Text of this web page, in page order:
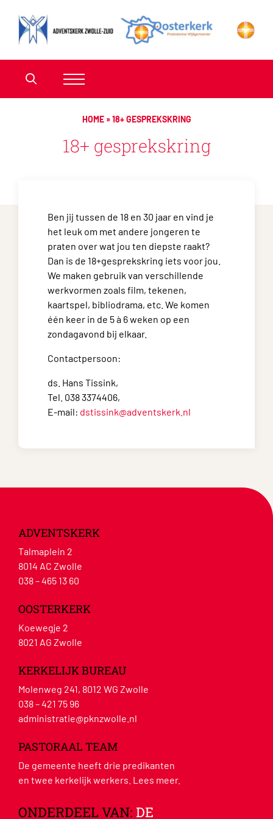
HOME»18+ GESPREKSKRING
18+ gesprekskring
Ben jij tussen de 18 en 30 jaar en vind je
het leuk om met andere jongeren te
praten over wat jou ten diepste raakt?
Dan is de 18+gesprekskring iets voor jou.
We maken gebruik van verschillende
werkvormen zoals film, tekenen,
kaartspel, bibliodrama, etc. We komen
één keer in de 5 à 6 weken op een
zondagavond bij elkaar.
Contactpersoon:
ds. Hans Tissink,
Tel. 038 3374406,
E-mail: dstissink@adventskerk.nl
ADVENTSKERK
Talmaplein 2
8014 AC Zwolle
038 – 465 13 60
OOSTERKERK
Koewegje 2
8021 AG Zwolle
KERKELIJK BUREAU
Molenweg 241, 8012 WG Zwolle
038 – 421 75 96
administratie@pknzwolle.nl
PASTORAAL TEAM
De gemeente heeft drie predikanten
en twee kerkelijk werkers. Lees meer.
ONDERDEEL VAN: DE